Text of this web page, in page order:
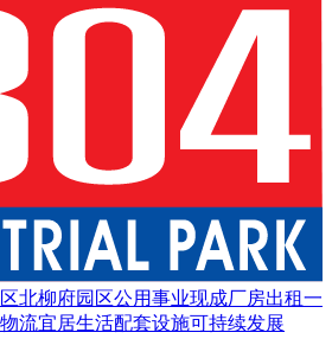
北柳府园区公用事业现成厂房出租一
流宜居生活配套设施可持续发展